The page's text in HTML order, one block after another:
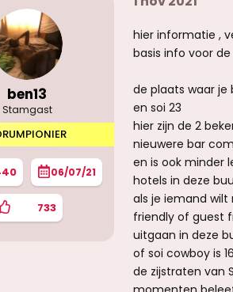
ben13
Stamgast
06/07/21
733
hier informatie ,
basis info voor
de plaats waar je
en soi 23
hier zijn de 2
nieuwere bar
en is ook minder
hotels in deze
als je iemand
friendly of guest
uitgaan in deze
of soi cowboy is
de zijstraten van